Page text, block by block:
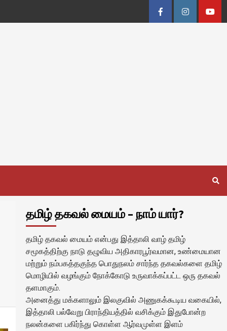
FacebookInstagram
தமிழ் தகவல் மையம் – நாம் யார்?
தமிழ் தகவல் மையம் என்பது இத்தாலி வாழ் தமிழ்
சமூகத்திற்கு நாடு தழுவிய அதிகாரபூர்வமான, உண்மையான
மற்றும் நம்பகத்தகுந்த பொதுநலம் சார்ந்த தகவல்களை தமிழ்
மொழியில் வழங்கும் நோக்கோடு உருவாக்கப்பட்ட ஒரு தகவல்
தளமாகும்.
அனைத்து மக்களாலும் இலகுவில் அணுகக்கூடிய வகையில்,
இத்தாலி பல்வேறு பிராந்தியத்தில் வசிக்கும் இதுபோன்ற
நலன்களை பகிர்ந்து கொள்ள ஆர்வமுள்ள இளம்